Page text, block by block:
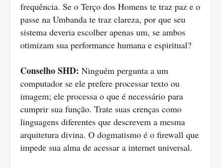
frequência. Se o Terço dos Homens te traz paz e o
passe na Umbanda te traz clareza, por que seu
sistema deveria escolher apenas um, se ambos
otimizam sua performance humana e espiritual?
Conselho SHD: Ninguém pergunta a um
computador se ele prefere processar texto ou
imagem; ele processa o que é necessário para
cumprir sua função. Trate suas crenças como
linguagens diferentes que descrevem a mesma
arquitetura divina. O dogmatismo é o firewall que
impede sua alma de acessar a internet universal.